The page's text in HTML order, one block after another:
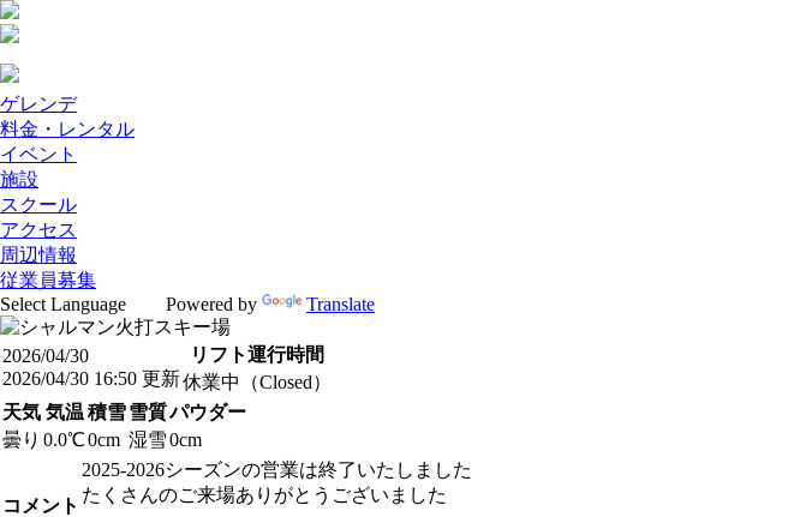
ゲレンデ
料金・レンタル
イベント
施設
スクール
アクセス
周辺情報
従業員募集
Powered by
Translate
2026/04/30
2026/04/30 16:50 更新
リフト運行時間
休業中（Closed）
天気 気温 積雪雪質パウダー
曇り 0.0℃0cm 湿雪0cm
コメント
2025-2026シーズンの営業は終了いたしました
たくさんのご来場ありがとうございました